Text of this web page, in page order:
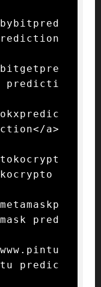
predicti
a>
pred
predic